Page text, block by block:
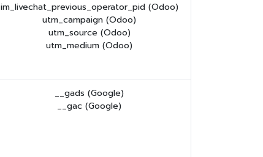
im_livechat_previous_operator_pid (Odoo)
utm_campaign (Odoo)
utm_source (Odoo)
utm_medium (Odoo)
__gads (Google)
__gac (Google)